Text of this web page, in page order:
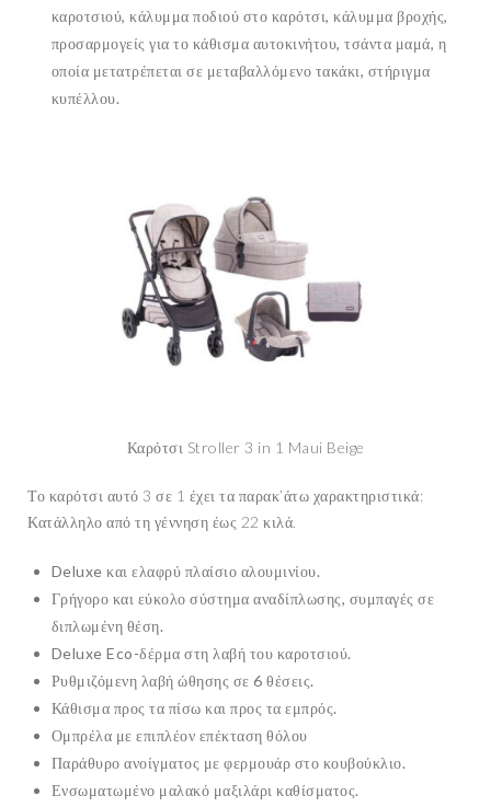
καροτσιού, κάλυμμα ποδιού στο καρότσι, κάλυμμα βροχής,
προσαρμογείς για το κάθισμα αυτοκινήτου, τσάντα μαμά, η
οποία μετατρέπεται σε μεταβαλλόμενο τακάκι, στήριγμα
κυπέλλου.
Καρότσι Stroller 3 in 1 Maui Beige
Το καρότσι αυτό 3 σε 1 έχει τα παρακ’άτω χαρακτηριστικά:
Κατάλληλο από τη γέννηση έως 22 κιλά.
Deluxe και ελαφρύ πλαίσιο αλουμινίου.
Γρήγορο και εύκολο σύστημα αναδίπλωσης, συμπαγές σε
διπλωμένη θέση.
Deluxe Eco-δέρμα στη λαβή του καροτσιού.
Ρυθμιζόμενη λαβή ώθησης σε 6 θέσεις.
Κάθισμα προς τα πίσω και προς τα εμπρός.
Ομπρέλα με επιπλέον επέκταση θόλου
Παράθυρο ανοίγματος με φερμουάρ στο κουβούκλιο.
Ενσωματωμένο μαλακό μαξιλάρι καθίσματος.